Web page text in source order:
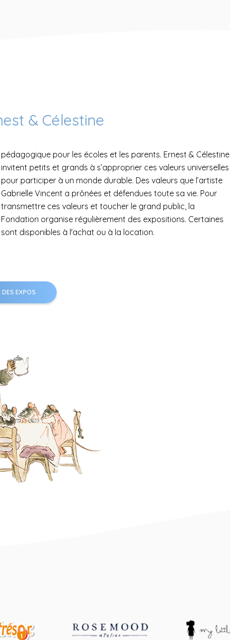
& Célestine
pédagogique pour les écoles et les parents. Ernest & Célestine
invitent petits et grands à s’approprier ces valeurs universelles
pour participer à un monde durable. Des valeurs que l’artiste
Gabrielle Vincent a prônées et défendues toute sa vie. Pour
sont disponibles à l'achat ou à la location.
DES EXPOS